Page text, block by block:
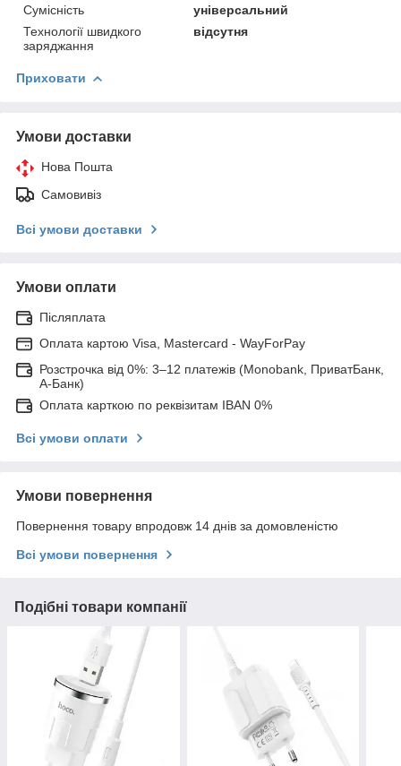
Сумісність
універсальний
Технології швидкого
заряджання
відсутня
Приховати
Умови доставки
Нова Пошта
Самовивіз
Всі умови доставки
Умови оплати
Післяплата
Оплата картою Visa, Mastercard - WayForPay
Розстрочка від 0%: 3–12 платежів (Monobank, ПриватБанк,
А-Банк)
Оплата карткою по реквізитам IBAN 0%
Всі умови оплати
Умови повернення
Повернення товару впродовж 14 днів за домовленістю
Всі умови повернення
Подібні товари компанії